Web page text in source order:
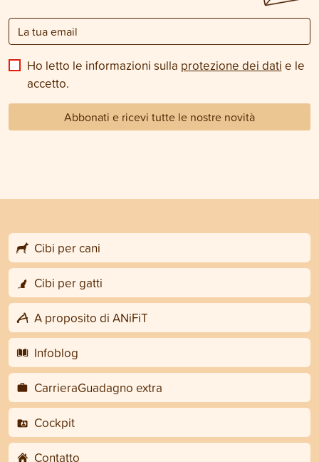
Ho letto le informazioni sulla protezione dei dati e le
accetto.
Abbonati e ricevi tutte le nostre novità
Cibi per cani
Cibi per gatti
A proposito di ANiFiT
Infoblog
CarrieraGuadagno extra
Cockpit
Contatto